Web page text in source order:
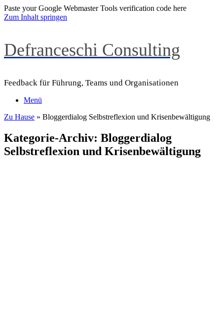
Paste your Google Webmaster Tools verification code here
Zum Inhalt springen
Defranceschi Consulting
Feedback für Führung, Teams und Organisationen
Menü
Zu Hause » Bloggerdialog Selbstreflexion und Krisenbewältigung
Kategorie-Archiv: Bloggerdialog
Selbstreflexion und Krisenbewältigung